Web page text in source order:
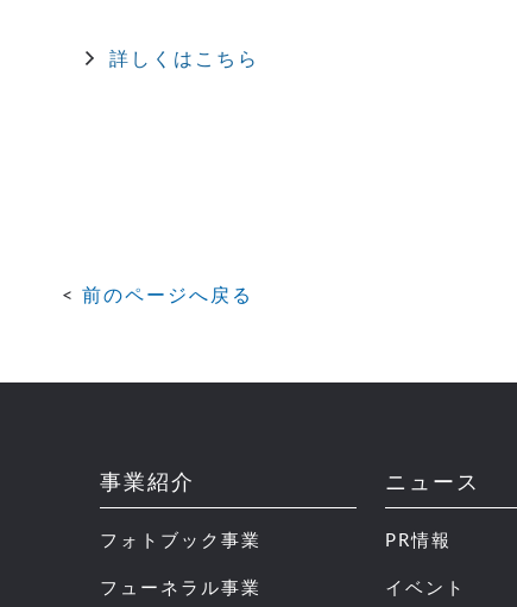
詳しくはこちら
前のページへ戻る
事業紹介
フォトブック事業
フューネラル事業
ニュース
PR情報
イベント